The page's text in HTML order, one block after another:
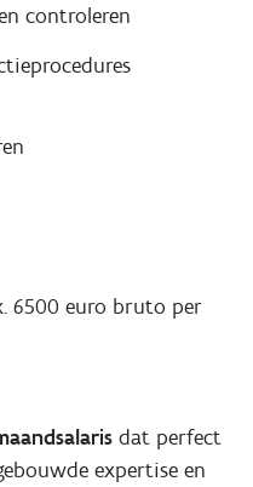
controleren
6500 euro bruto per
dat perfect
expertise en